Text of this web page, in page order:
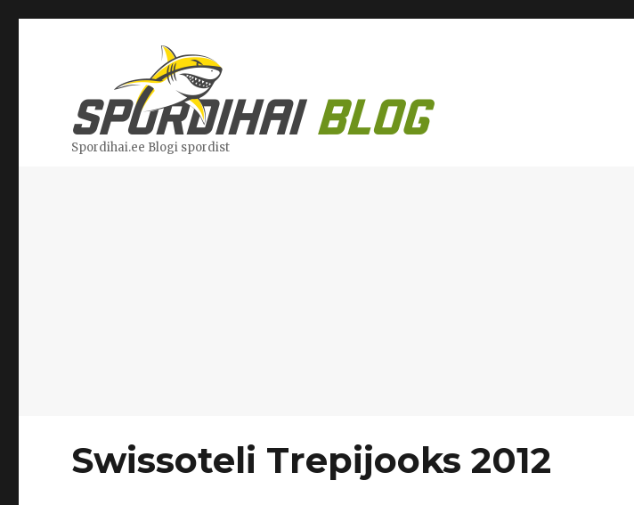
Spordihai.ee Blogi spordist
Swissoteli Trepijooks 2012